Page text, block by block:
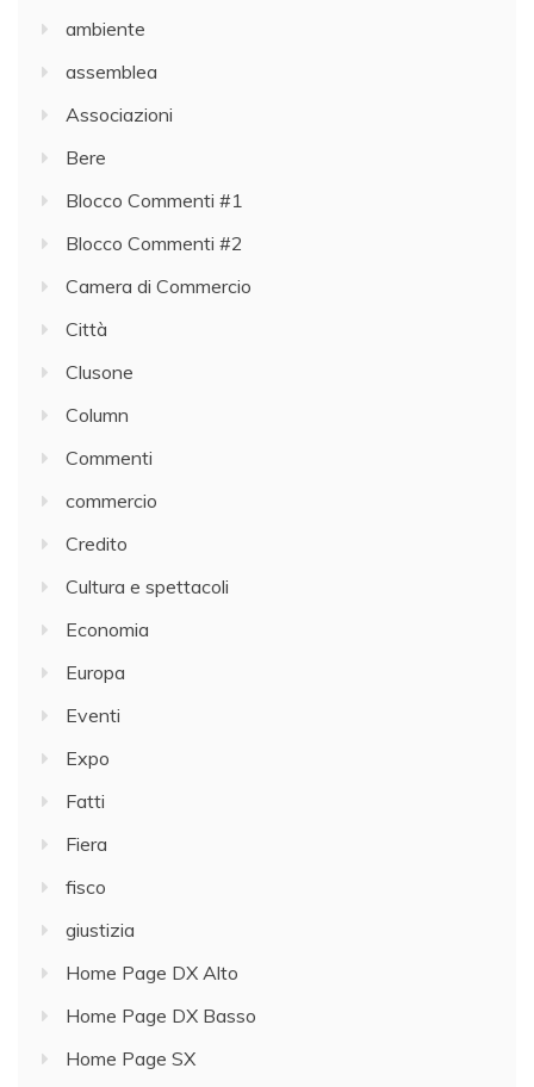
ambiente
assemblea
Associazioni
Bere
Blocco Commenti #1
Blocco Commenti #2
Camera di Commercio
Città
Clusone
Column
Commenti
commercio
Credito
Cultura e spettacoli
Economia
Europa
Eventi
Expo
Fatti
Fiera
fisco
giustizia
Home Page DX Alto
Home Page DX Basso
Home Page SX